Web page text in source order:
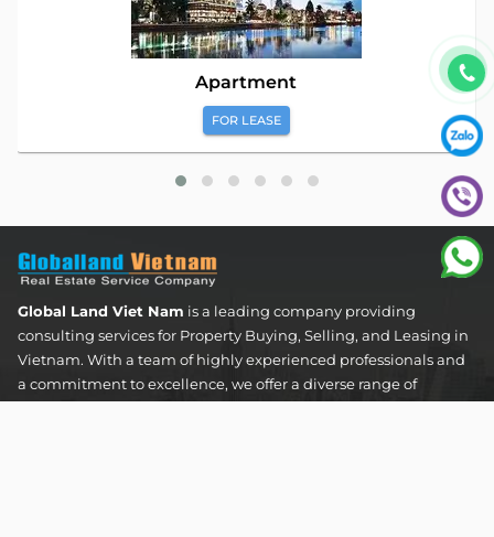
Apartment
FOR LEASE
Global Land Viet Nam is a leading company providing
consulting services for Property Buying, Selling, and Leasing in
Vietnam. With a team of highly experienced professionals and
a commitment to excellence, we offer a diverse range of